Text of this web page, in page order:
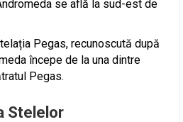
se află la sud-est de
Pegas, recunoscută după
începe de la una dintre
Pegas.
Stelelor